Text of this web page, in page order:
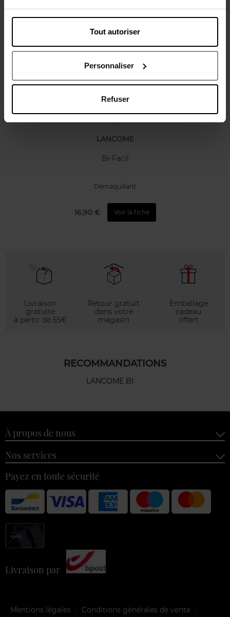
Tout autoriser
Personnaliser
Refuser
Avis client Politique relative aux avis des clients
LANCOME
Bi-Facil
Démaquillant
16,90 € Voir la fiche
Livraison
gratuite
à partir de 55€
Retour gratuit
dans votre
magasin
Emballage
cadeau
offert
RECOMMANDATIONS
LANCOME BI
À propos de nous
Nos services
Payez en toute sécurité
Livraison par
Mentions légales Conditions générales de vente